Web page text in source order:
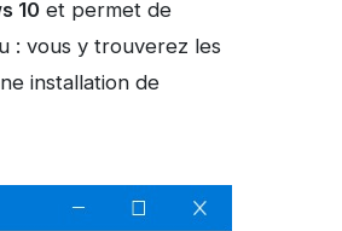
10et permet de
: vous y trouverez les
installation de